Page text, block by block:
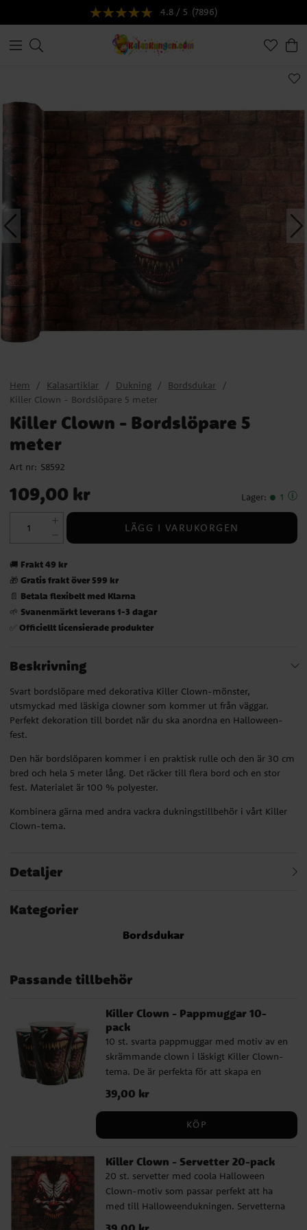
4.8 / 5 (7896)
Hem Kalasartiklar Dukning
Bordsdukar
Killer Clown - Bordslöpare 5 meter
Killer Clown - Bordslöpare 5
meter
Art nr: S8592
Pris:109,00 kr
109,00 kr Lager: 1
LÄGG I VARUKORGEN
🚚 Frakt 49 kr
🎁 Gratis frakt över 599 kr
📄 Betala flexibelt med Klarna
🌱 Svanenmärkt leverans 1-3 dagar
✅ Officiellt licensierade produkter
Beskrivning
Svart bordslöpare med dekorativa Killer Clown-mönster,
utsmyckad med läskiga clowner som kommer ut från väggar.
Perfekt dekoration till bordet när du ska anordna en Halloween-
fest.
Den här bordslöparen kommer i en praktisk rulle och den är 30 cm
bred och hela 5 meter lång. Det räcker till flera bord och en stor
fest. Materialet är 100 % polyester.
Kombinera gärna med andra vackra dukningstillbehör i vårt Killer
Clown-tema.
Detaljer
Kategorier
Bordsdukar
Passande tillbehör
Killer Clown - Pappmuggar 10-
pack
10 st. svarta pappmuggar med motiv av en
skrämmande clown i läskigt Killer Clown-
tema. De är perfekta för att skapa en
skrämmande dukning till Halloween.
Muggarna är ca 10 cm höga och rymmer
Pris:39,00 kr
39,00 kr
KÖP
Killer Clown - Servetter 20-pack
20 st. servetter med coola Halloween
Clown-motiv som passar perfekt att ha
med till Halloweendukningen. Servetterna
har 3 lager och är ca 33 x 33 cm stora
Pris:39,00 kr